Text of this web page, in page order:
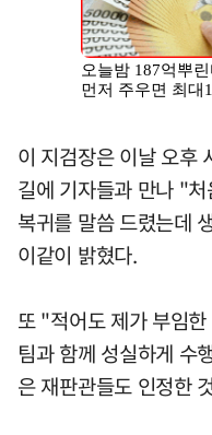
이 지검장은 이날 오후
길에 기자들과 만나 "
복귀를 말씀 드렸는데
이같이 밝혔다.
또 "적어도 제가 부임
팀과 함께 성실하게 수
은 재판관들도 인정한